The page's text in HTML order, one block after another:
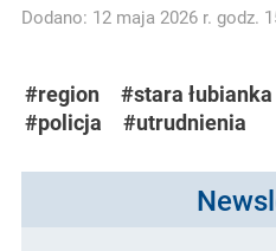
Dodano: 12 maja 2026 r. godz.
#region #stara łubianka
#policja
#utrudnienia